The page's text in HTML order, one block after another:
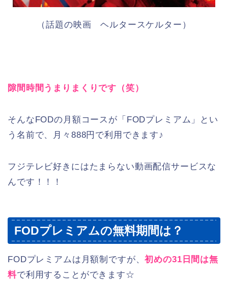
（話題の映画 ヘルタースケルター）
隙間時間うまりまくりです（笑）
そんなFODの月額コースが「FODプレミアム」とい
う名前で、月々888円で利用できます♪
フジテレビ好きにはたまらない動画配信サービスな
んです！！！
FODプレミアムの無料期間は？
FODプレミアムは月額制ですが、初めの31日間は無
料で利用することができます☆